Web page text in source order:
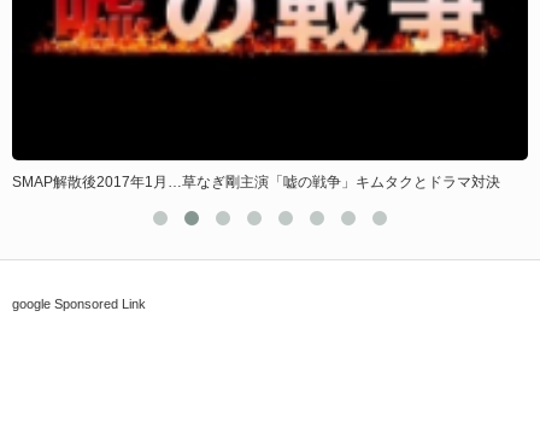
1月…草なぎ剛主演「嘘の戦争」キムタクとドラマ対決 ビデオリサーチのタ
google Sponsored Link